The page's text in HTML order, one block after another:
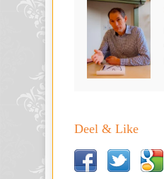
Deel & Like